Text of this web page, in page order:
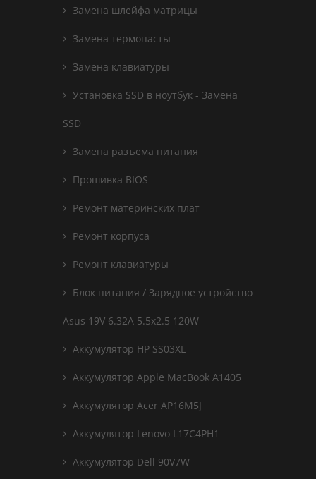
Замена шлейфа матрицы
Замена термопасты
Замена клавиатуры
Установка SSD в ноутбук - Замена
SSD
Замена разъема питания
Прошивка BIOS
Ремонт материнских плат
Ремонт корпуса
Ремонт клавиатуры
Блок питания / Зарядное устройство
Asus 19V 6.32A 5.5x2.5 120W
Аккумулятор HP SS03XL
Аккумулятор Apple MacBook A1405
Аккумулятор Acer AP16M5J
Аккумулятор Lenovo L17C4PH1
Аккумулятор Dell 90V7W